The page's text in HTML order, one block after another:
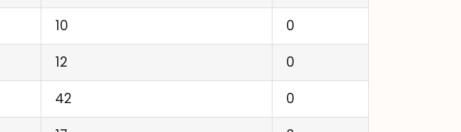
10
0
12
0
42
0